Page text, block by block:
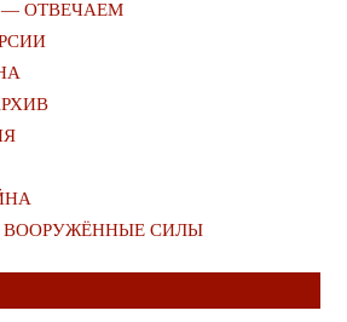
ОТВЕЧАЕМ
СИЛЫ